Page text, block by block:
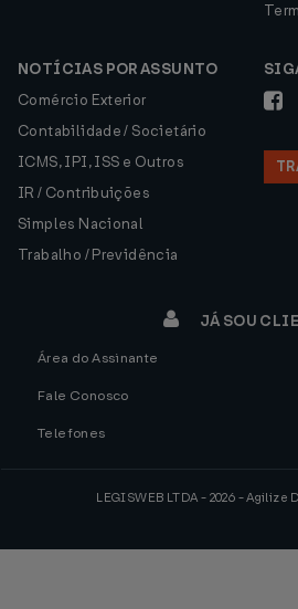
NOTÍCIAS POR ASSUNTO
Comércio Exterior
Contabilidade / Societário
ICMS, IPI, ISS e Outros
IR / Contribuições
Simples Nacional
Trabalho / Previdência
JÁ SOU
Área do Assinante
Fale Conosco
Telefones
LEGISWEB LTDA - 2026 - Agilize